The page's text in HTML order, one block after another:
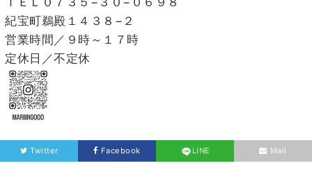
紀宝町鵜殿１４３８−２
営業時間／９時～１７時
定休日／不定休
Twitter Facebook LINE Mail